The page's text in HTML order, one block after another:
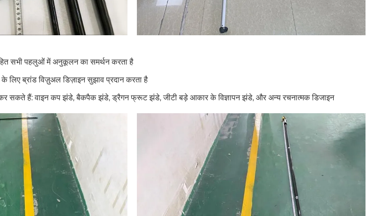
सभी पहलुओं में अनुकूलन का समर्थन करता है
के लिए ब्रांड विज़ुअल डिज़ाइन सुझाव प्रदान करता है
सकते हैं: वाइन कप झंडे, बैकपैक झंडे, ड्रैगन फ्रूट झंडे, जीटी बड़े आकार के विज्ञापन झंडे, और अन्य रचनात्मक डिजाइन